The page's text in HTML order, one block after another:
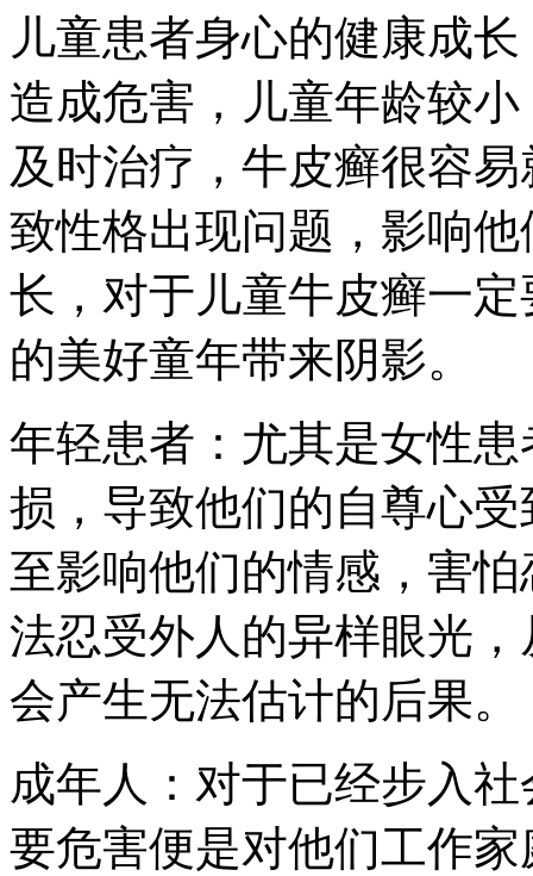
儿童患者身心的健康成
造成危害，儿童年龄较
及时治疗，牛皮癣很容
致性格出现问题，影响
长，对于儿童牛皮癣一
的美好童年带来阴影。
年轻患者：尤其是女性
损，导致他们的自尊心
至影响他们的情感，害
法忍受外人的异样眼光
会产生无法估计的后果。
成年人：对于已经步入
要危害便是对他们工作